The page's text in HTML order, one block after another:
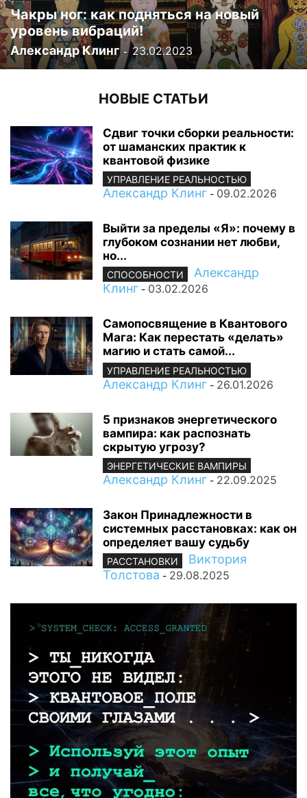
Чакры ног: как подняться на новый
уровень вибраций!
Александр Клинг - 23.02.2023
НОВЫЕ СТАТЬИ
Сдвиг точки сборки реальности:
от шаманских практик к
квантовой физике
УПРАВЛЕНИЕ РЕАЛЬНОСТЬЮ
Александр Клинг - 09.02.2026
Выйти за пределы «Я»: почему в
глубоком сознании нет любви,
но...
СПОСОБНОСТИ
Александр
Клинг - 03.02.2026
Самопосвящение в Квантового
Мага: Как перестать «делать»
магию и стать самой...
УПРАВЛЕНИЕ РЕАЛЬНОСТЬЮ
Александр Клинг - 26.01.2026
5 признаков энергетического
вампира: как распознать
скрытую угрозу?
ЭНЕРГЕТИЧЕСКИЕ ВАМПИРЫ
Александр Клинг - 22.09.2025
Закон Принадлежности в
системных расстановках: как он
определяет вашу судьбу
РАССТАНОВКИ
Виктория
Толстова - 29.08.2025